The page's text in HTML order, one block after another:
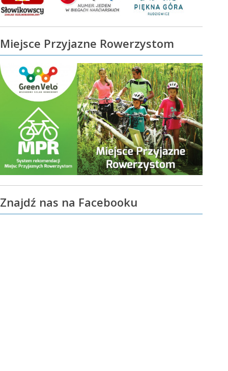
Miejsce Przyjazne Rowerzystom
Znajdź nas na Facebooku